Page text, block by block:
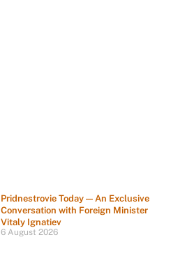
Pridnestrovie Today — An Exclusive
Conversation with Foreign Minister
Vitaly Ignatiev
6 August 2026